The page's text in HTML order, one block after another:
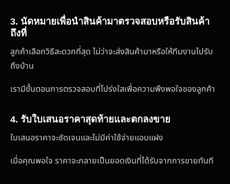
3. นัดหมายเพื่อนำสินค้ามาตรวจสอบหรือรับสินค้า
ถึงที่
ลูกค้าเลือกวิธีสะดวกที่สุด ไม่ว่าจะส่งสินค้ามาหรือให้ทีมงานไปรับ
ถึงบ้าน
เรามีขั้นตอนการตรวจสอบที่โปร่งใสเพื่อความพึงพอใจของลูกค้า
4. รับใบเสนอราคาสุดท้ายและตกลงขาย
ใบเสนอราคาจะชัดเจนและไม่มีค่าใช้จ่ายแอบแฝง
เมื่อคุณพอใจ ราคาจะกลายเป็นยอดเงินที่ได้รับจากการขายทันที